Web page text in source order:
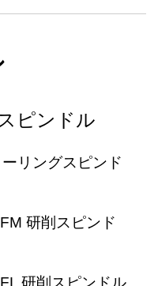
ピンドル
リングスピンド
研削スピンド
研削スピンドル